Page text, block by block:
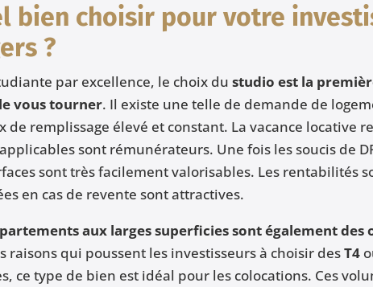
bien choisir pour votre
?
par excellence, le choix du studio est la
vous tourner. Il existe une telle de demande de
de remplissage élevé et constant. La vacance locative
sont rémunérateurs. Une fois les soucis de
sont très facilement valorisables. Les rentabilités
en cas de revente sont attractives.
aux larges superficies sont également des
raisons qui poussent les investisseurs à choisir desT4
ce type de bien est idéal pour les colocations. Ces